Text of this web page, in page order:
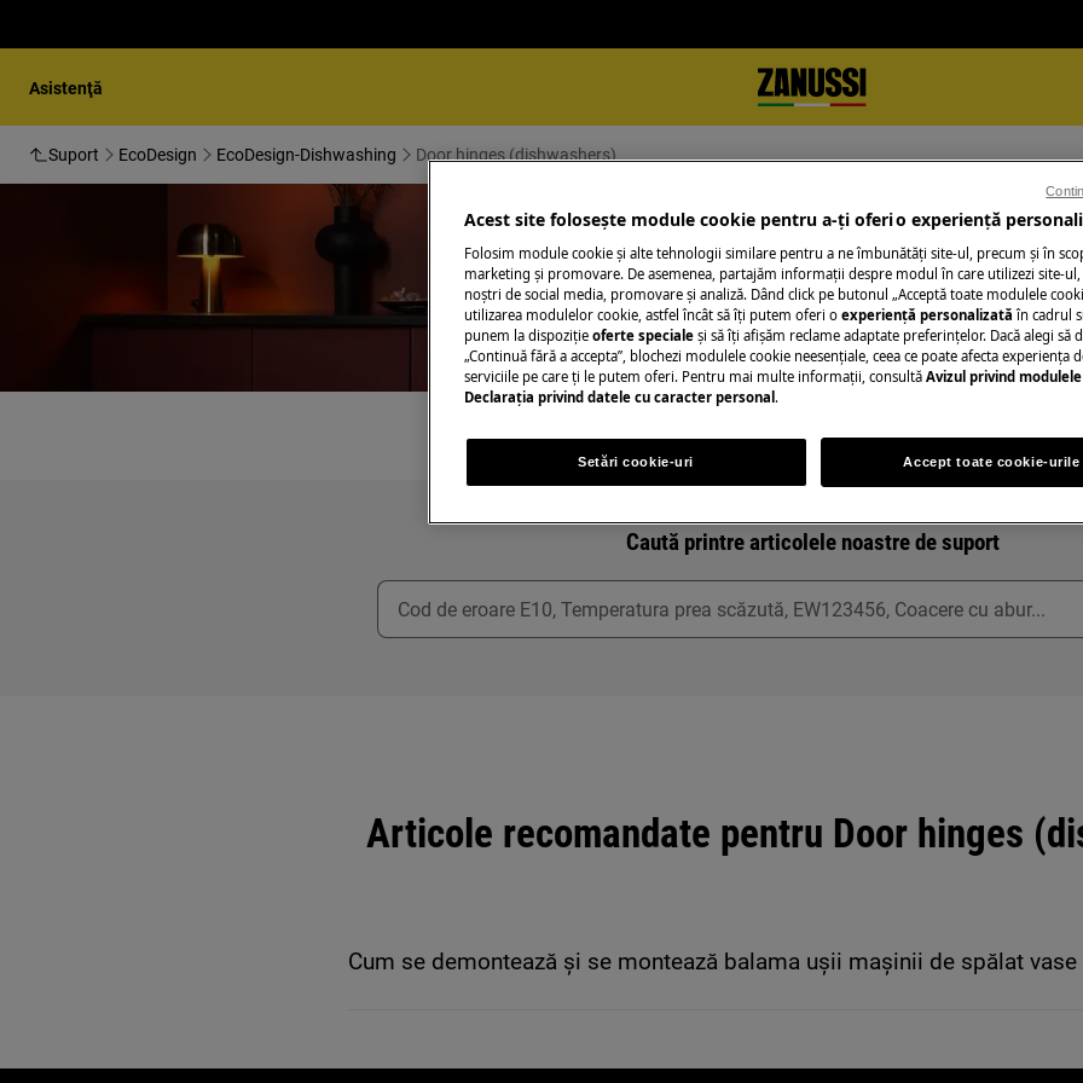
Asistenţă
Suport EcoDesign EcoDesign-Dishwashing Door hinges (dishwashers)
Suport pentru Door hinges
Caută printre articolele noastre de suport
Articole recomandate pentru Door hinges
Cum se demontează și se montează balama ușii mașinii de spălat vase
Acest site folosește module cookie pentru a-ţi oferi o experienţă
Folosim module cookie și alte tehnologii similare pentru a ne îmbunătăţi site-ul, precum și în
marketing și promovare. De asemenea, partajăm informaţii despre modul în care utilizezi site-
noștri de social media, promovare și analiză. Dând click pe butonul „Acceptă toate modulele
utilizarea modulelor cookie, astfel încât să îţi putem oferi o experienţă personalizată în cadrul
punem la dispoziţie oferte speciale și să îţi afișăm reclame adaptate preferinţelor. Dacă alegi să
„Continuă fără a accepta”, blochezi modulele cookie neesenţiale, ceea ce poate afecta experienţa
serviciile pe care ţi le putem oferi. Pentru mai multe informaţii, consultă Avizul privind
Declaraţia privind datele cu caracter personal .
Setări cookie-uri Accept toate cookie-urile